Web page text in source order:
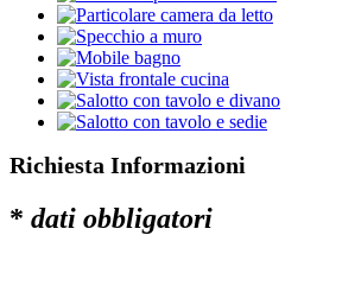
Richiesta Informazioni
* dati obbligatori